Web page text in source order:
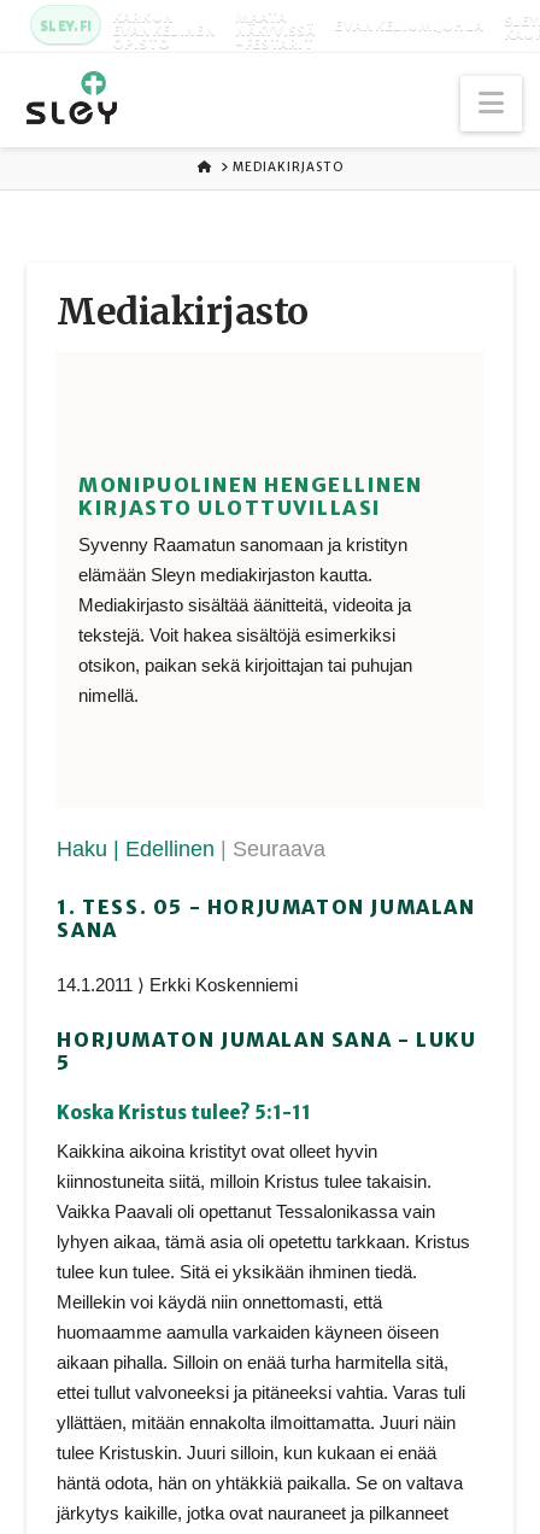
SLEY.FI KARKUN
EVANKELINEN
OPISTO
MAATA
NÄKYVISSÄ
-FESTARIT
EVANKELIUMIJUHLA
ETUSIVU
MEDIAKIRJASTO
Media­kirjasto
MONIPUOLINEN HENGELLINEN
KIRJASTO ULOTTUVILLASI
Syvenny Raamatun sanomaan ja kristityn
elämään Sleyn mediakirjaston kautta.
Mediakirjasto sisältää äänitteitä, videoita ja
tekstejä. Voit hakea sisältöjä esimerkiksi
otsikon, paikan sekä kirjoittajan tai puhujan
nimellä.
Haku | Edellinen | Seuraava
1. TESS. 05 - HORJUMATON JUMALAN
SANA
14.1.2011 ⟩ Erkki Koskenniemi
HORJUMATON JUMALAN SANA - LUKU
5
Koska Kristus tulee? 5:1-11
Kaikkina aikoina kristityt ovat olleet hyvin
kiinnostuneita siitä, milloin Kristus tulee takaisin.
Vaikka Paavali oli opettanut Tessalonikassa vain
lyhyen aikaa, tämä asia oli opetettu tarkkaan. Kristus
tulee kun tulee. Sitä ei yksikään ihminen tiedä.
Meillekin voi käydä niin onnettomasti, että
huomaamme aamulla varkaiden käyneen öiseen
aikaan pihalla. Silloin on enää turha harmitella sitä,
ettei tullut valvoneeksi ja pitäneeksi vahtia. Varas tuli
yllättäen, mitään ennakolta ilmoittamatta. Juuri näin
tulee Kristuskin. Juuri silloin, kun kukaan ei enää
häntä odota, hän on yhtäkkiä paikalla. Se on valtava
järkytys kaikille, jotka ovat nauraneet ja pilkanneet